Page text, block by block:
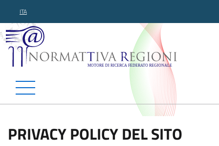
ITA
Normattiva Regioni -
PRIVACY POLICY DEL SITO